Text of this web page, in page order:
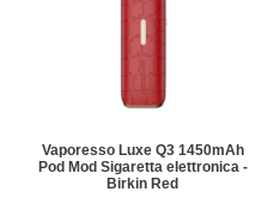
Vaporesso Luxe Q3 1450mAh
Pod Mod Sigaretta elettronica -
Birkin Red